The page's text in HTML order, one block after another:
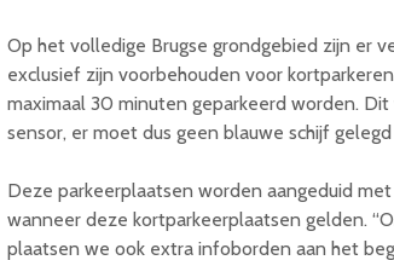
Op het volledige Brugse grondgebied zijn er
exclusief zijn voorbehouden voor
maximaal 30 minuten geparkeerd worden.
sensor, er moet dus geen blauwe schijf
Deze parkeerplaatsen worden aangeduid
wanneer deze kortparkeerplaatsen gelden.
plaatsen we ook extra infoborden aan het